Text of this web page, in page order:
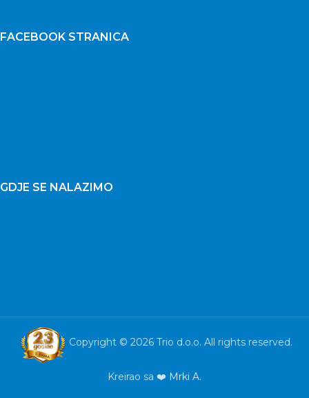
FACEBOOK STRANICA
GDJE SE NALAZIMO
Copyright © 2026 Trio d.o.o. All rights reserved.
Kreirao sa ❤️ Mrki A.